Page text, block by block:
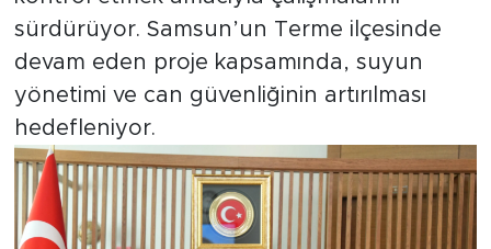
sürdürüyor. Samsun’un Terme ilçesinde
devam eden proje kapsamında, suyun
yönetimi ve can güvenliğinin artırılması
hedefleniyor.